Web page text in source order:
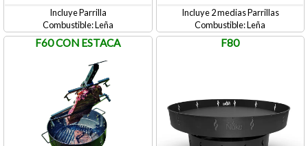
Incluye Parrilla
Leña
Incluye 2 medias Parrillas
Leña
F60 CON ESTACA F80